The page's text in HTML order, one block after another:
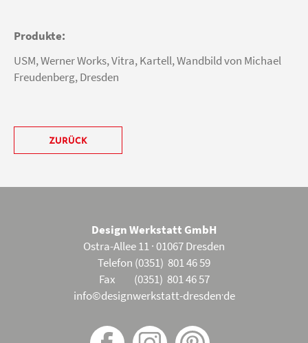
Produkte:
USM, Werner Works, Vitra, Kartell, Wandbild von Michael
Freudenberg, Dresden
ZURÜCK
Design Werkstatt GmbH
Ostra-Allee 11 · 01067 Dresden
Telefon (0351) 801 46 59
Fax (0351) 801 46 57
info©designwerkstatt-dresden.de